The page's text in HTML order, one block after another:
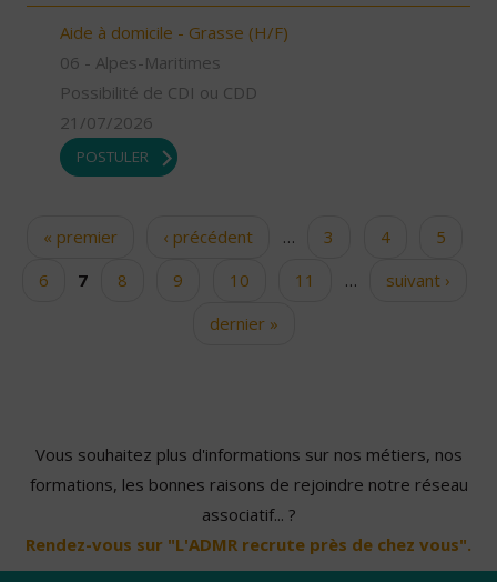
Aide à domicile - Grasse (H/F)
06 - Alpes-Maritimes
Possibilité de CDI ou CDD
21/07/2026
POSTULER
Pages« premier ‹ précédent … 3 4
5
6
7 8 9 10 11 …
suivant ›
dernier »
Vous souhaitez plus d'informations sur nos métiers, nos
formations, les bonnes raisons de rejoindre notre réseau
associatif... ?
Rendez-vous sur "L'ADMR recrute près de chez vous".